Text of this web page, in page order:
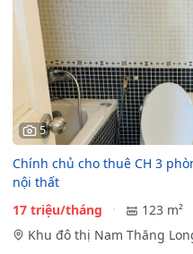
5
Chính chủ cho thuê CH 3
nội thất
17 triệu/tháng
123 m²
Khu đô thị Nam Thăng